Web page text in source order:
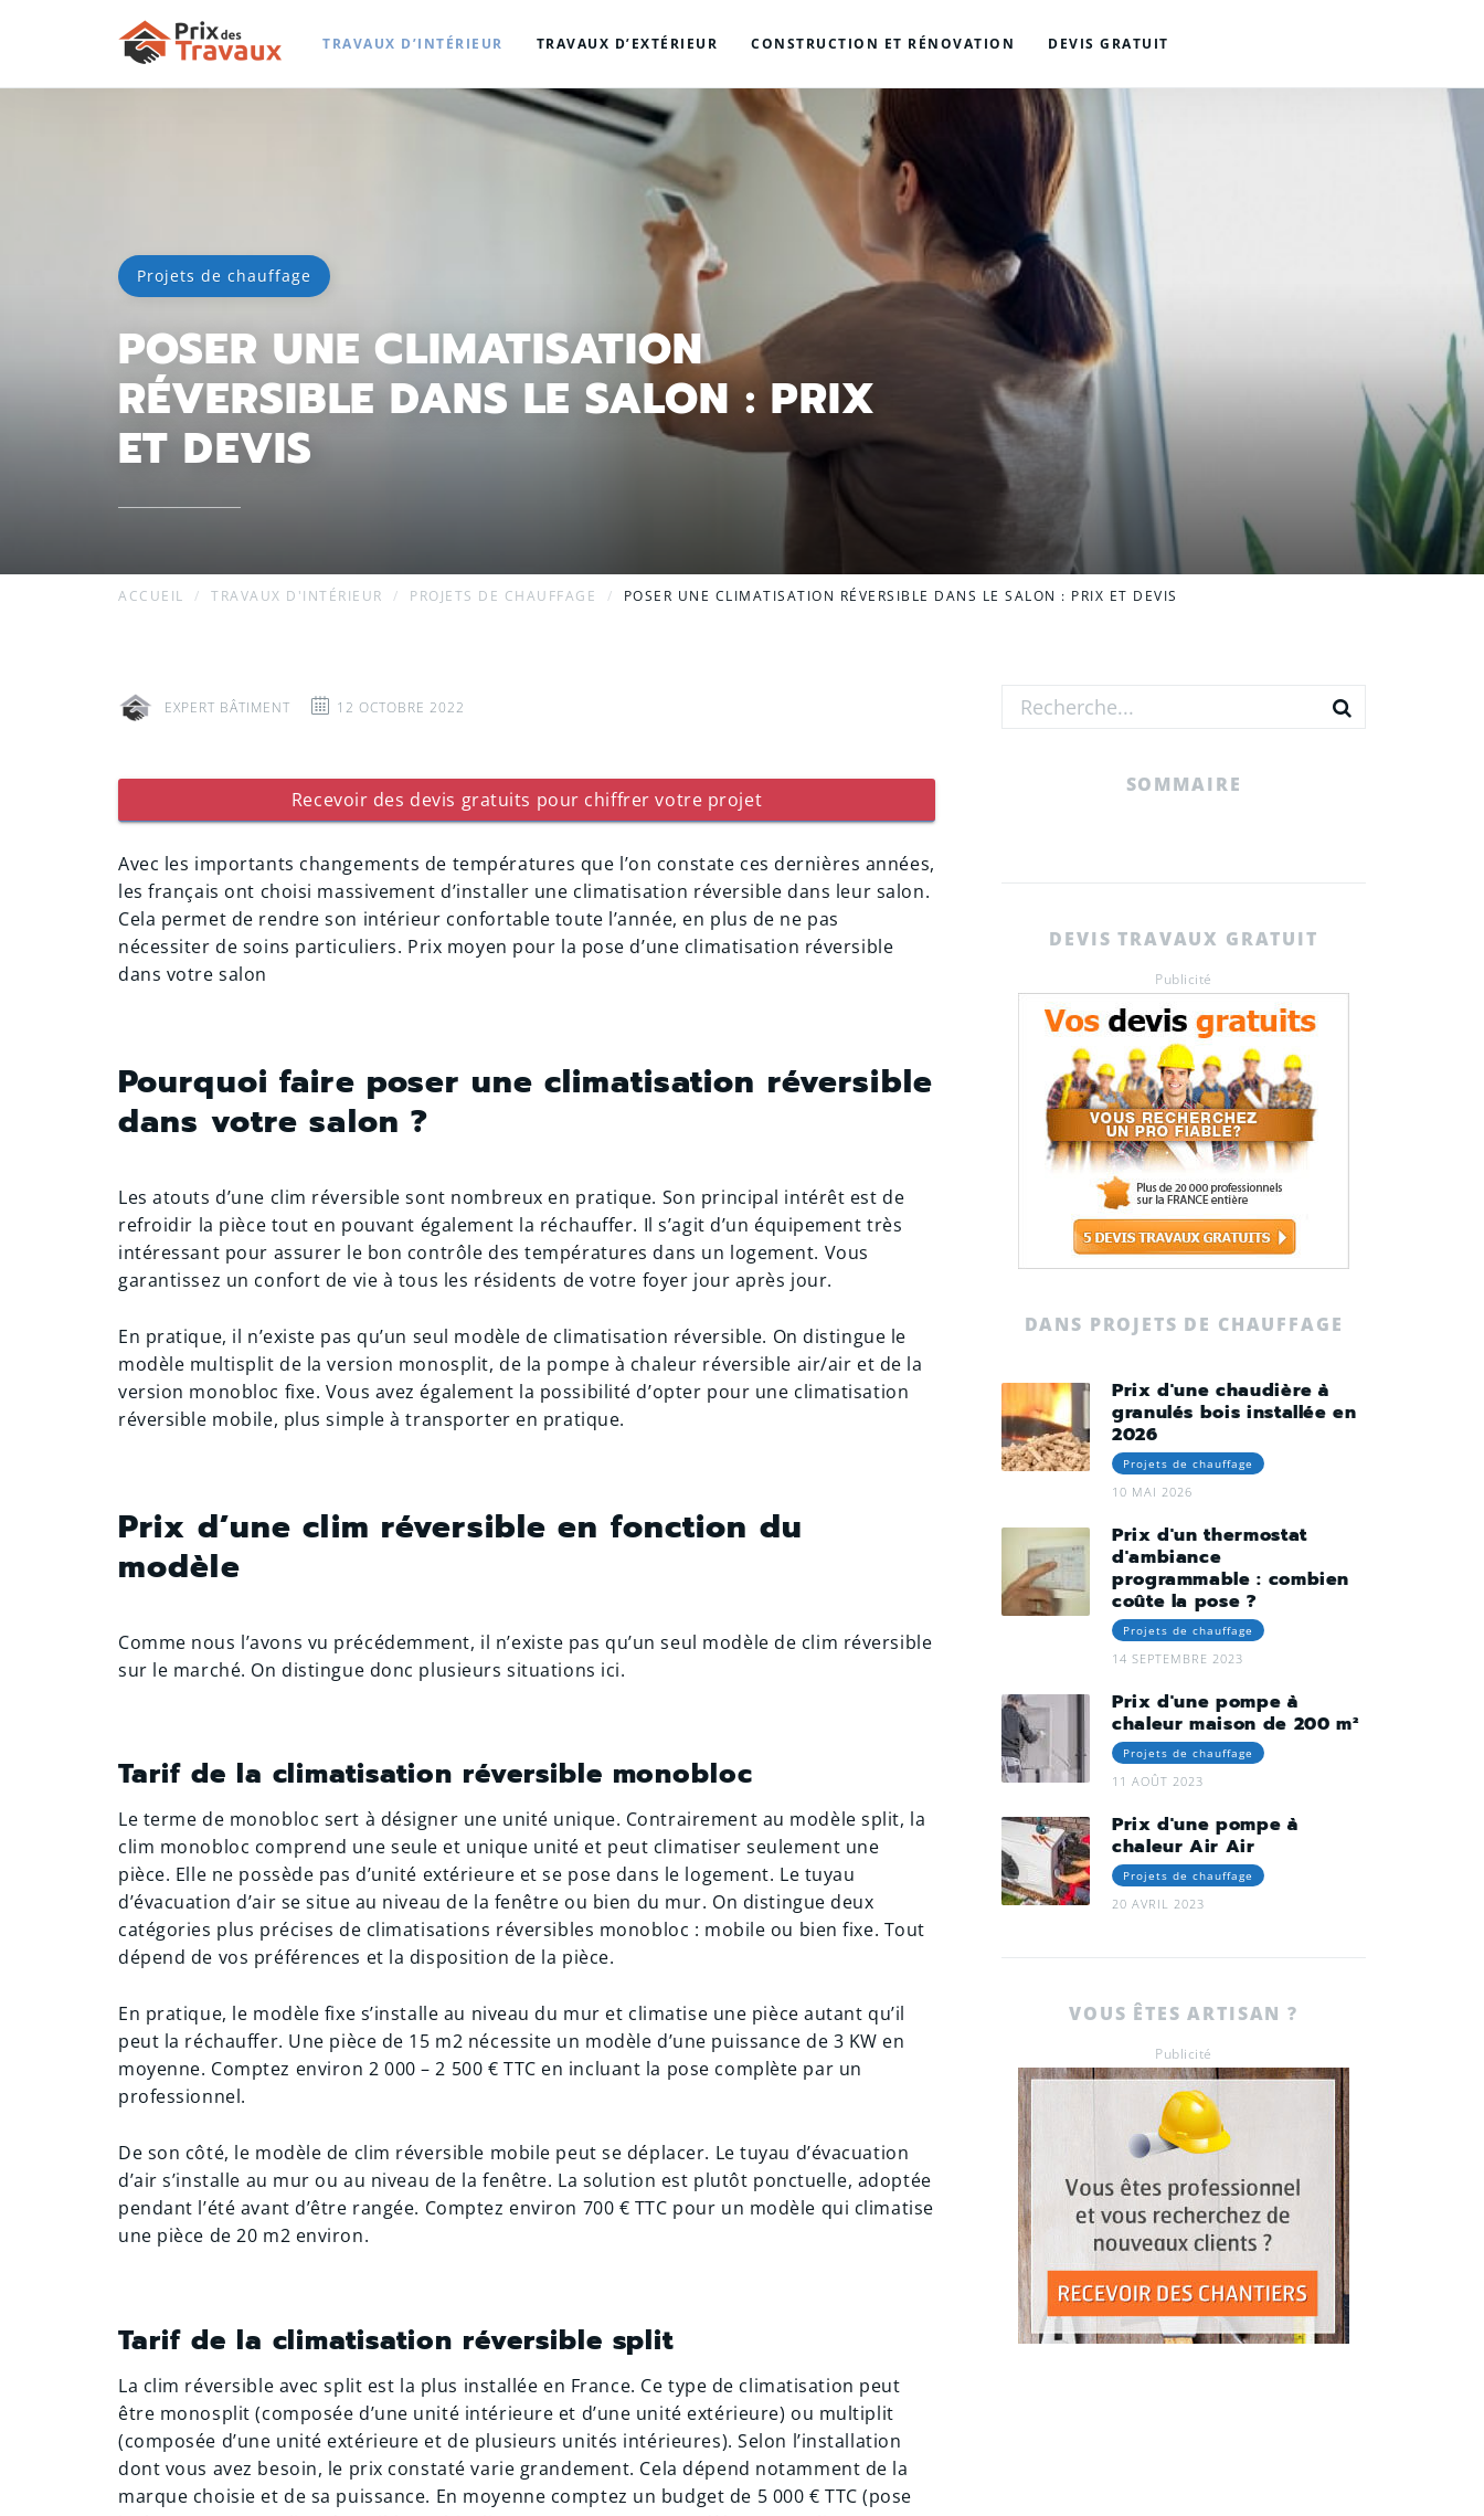
TRAVAUX D’INTÉRIEUR TRAVAUX D’EXTÉRIEUR CONSTRUCTION ET RÉNOVATION DEVIS GRATUIT
Projets de chauffage
POSER UNE CLIMATISATION
RÉVERSIBLE DANS LE SALON : PRIX
ET DEVIS
ACCUEIL TRAVAUX D'INTÉRIEUR PROJETS DE CHAUFFAGE POSER UNE CLIMATISATION RÉVERSIBLE DANS LE SALON : PRIX ET DEVIS
EXPERT BÂTIMENT 12 OCTOBRE 2022
Recevoir des devis gratuits pour chiffrer votre projet
Avec les importants changements de températures que l’on constate ces dernières années,
les français ont choisi massivement d’installer une climatisation réversible dans leur salon.
Cela permet de rendre son intérieur confortable toute l’année, en plus de ne pas
nécessiter de soins particuliers. Prix moyen pour la pose d’une climatisation réversible
dans votre salon
Pourquoi faire poser une climatisation réversible
dans votre salon ?
Les atouts d’une clim réversible sont nombreux en pratique. Son principal intérêt est de
refroidir la pièce tout en pouvant également la réchauffer. Il s’agit d’un équipement très
intéressant pour assurer le bon contrôle des températures dans un logement. Vous
garantissez un confort de vie à tous les résidents de votre foyer jour après jour.
En pratique, il n’existe pas qu’un seul modèle de climatisation réversible. On distingue le
modèle multisplit de la version monosplit, de la pompe à chaleur réversible air/air et de la
version monobloc fixe. Vous avez également la possibilité d’opter pour une climatisation
réversible mobile, plus simple à transporter en pratique.
Prix d’une clim réversible en fonction du
modèle
Comme nous l’avons vu précédemment, il n’existe pas qu’un seul modèle de clim réversible
sur le marché. On distingue donc plusieurs situations ici.
Tarif de la climatisation réversible monobloc
Le terme de monobloc sert à désigner une unité unique. Contrairement au modèle split, la
clim monobloc comprend une seule et unique unité et peut climatiser seulement une
pièce. Elle ne possède pas d’unité extérieure et se pose dans le logement. Le tuyau
d’évacuation d’air se situe au niveau de la fenêtre ou bien du mur. On distingue deux
catégories plus précises de climatisations réversibles monobloc : mobile ou bien fixe. Tout
dépend de vos préférences et la disposition de la pièce.
En pratique, le modèle fixe s’installe au niveau du mur et climatise une pièce autant qu’il
peut la réchauffer. Une pièce de 15 m2 nécessite un modèle d’une puissance de 3 KW en
moyenne. Comptez environ 2 000 – 2 500 € TTC en incluant la pose complète par un
professionnel.
De son côté, le modèle de clim réversible mobile peut se déplacer. Le tuyau d’évacuation
d’air s’installe au mur ou au niveau de la fenêtre. La solution est plutôt ponctuelle, adoptée
pendant l’été avant d’être rangée. Comptez environ 700 € TTC pour un modèle qui climatise
une pièce de 20 m2 environ.
Tarif de la climatisation réversible split
La clim réversible avec split est la plus installée en France. Ce type de climatisation peut
être monosplit (composée d’une unité intérieure et d’une unité extérieure) ou multiplit
(composée d’une unité extérieure et de plusieurs unités intérieures). Selon l’installation
dont vous avez besoin, le prix constaté varie grandement. Cela dépend notamment de la
marque choisie et de sa puissance. En moyenne comptez un budget de 5 000 € TTC (pose
SOMMAIRE
DEVIS TRAVAUX GRATUIT
Publicité
DANS PROJETS DE CHAUFFAGE
Prix d'une chaudière à
granulés bois installée en
2026
Projets de chauffage
10 MAI 2026
Prix d'un thermostat
d'ambiance
programmable : combien
coûte la pose ?
Projets de chauffage
14 SEPTEMBRE 2023
Prix d'une pompe à
chaleur maison de 200 m²
Projets de chauffage
11 AOÛT 2023
Prix d'une pompe à
chaleur Air Air
Projets de chauffage
20 AVRIL 2023
VOUS ÊTES ARTISAN ?
Publicité